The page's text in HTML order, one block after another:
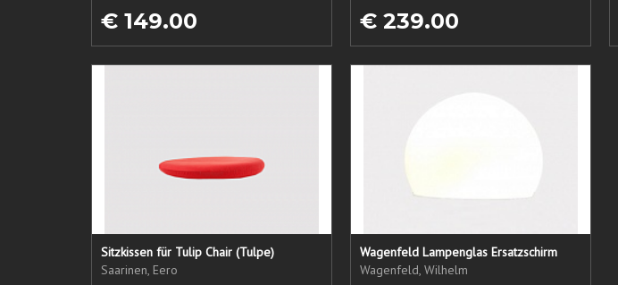
€ 149.00 € 239.00
Sitzkissen für Tulip Chair (Tulpe)
Saarinen, Eero
Wagenfeld Lampenglas Ersatzschirm
Wagenfeld, Wilhelm